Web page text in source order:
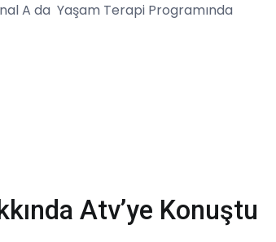
Peyami
A da Yaşam Terapi Programında
Atv’ye Konuştu